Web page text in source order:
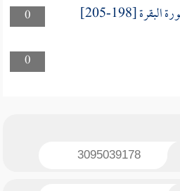
0
[198-205]
0
3095039178